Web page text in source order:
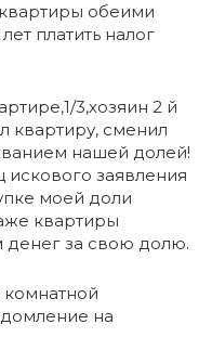
обеими
платить налог
3,хозяин 2 й
квартиру, сменил
нашей долей!
искового заявления
моей доли
квартиры
денег за свою долю.
комнатной
на